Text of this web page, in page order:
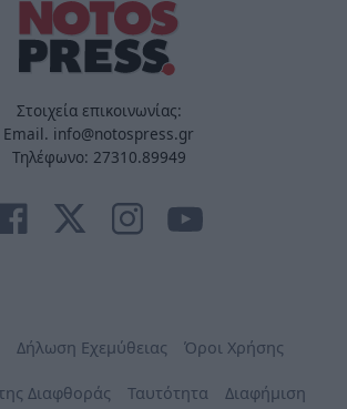
Στοιχεία επικοινωνίας:
Email. info@notospress.gr
Τηλέφωνο: 27310.89949
Δήλωση Εχεμύθειας Όροι Χρήσης
Διαφθοράς Ταυτότητα Διαφήμιση